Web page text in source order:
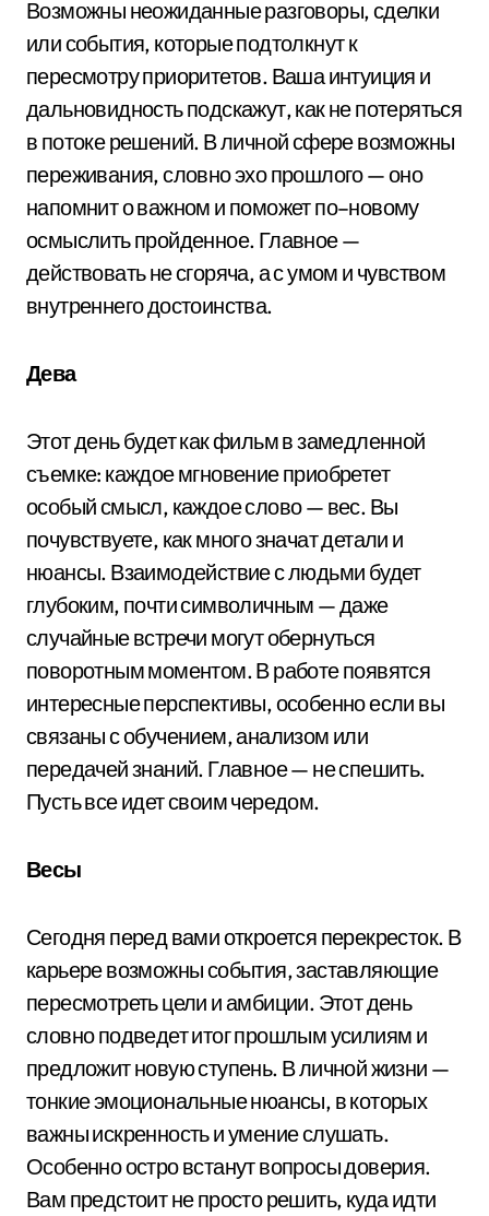
Возможны неожиданные разговоры, сделки
или события, которые подтолкнут к
пересмотру приоритетов. Ваша интуиция и
дальновидность подскажут, как не потеряться
в потоке решений. В личной сфере возможны
переживания, словно эхо прошлого — оно
напомнит о важном и поможет по–новому
осмыслить пройденное. Главное —
действовать не сгоряча, а с умом и чувством
внутреннего достоинства.
Дева
Этот день будет как фильм в замедленной
съемке: каждое мгновение приобретет
особый смысл, каждое слово — вес. Вы
почувствуете, как много значат детали и
нюансы. Взаимодействие с людьми будет
глубоким, почти символичным — даже
случайные встречи могут обернуться
поворотным моментом. В работе появятся
интересные перспективы, особенно если вы
связаны с обучением, анализом или
передачей знаний. Главное — не спешить.
Пусть все идет своим чередом.
Весы
Сегодня перед вами откроется перекресток. В
карьере возможны события, заставляющие
пересмотреть цели и амбиции. Этот день
словно подведет итог прошлым усилиям и
предложит новую ступень. В личной жизни —
тонкие эмоциональные нюансы, в которых
важны искренность и умение слушать.
Особенно остро встанут вопросы доверия.
Вам предстоит не просто решить, куда идти